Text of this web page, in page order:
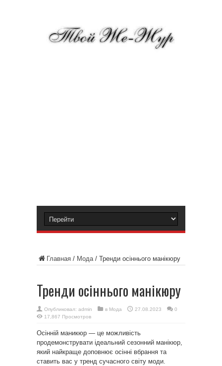
Главная / Мода/ Тренди осіннього манікюру
Тренди осіннього манікюру
Опубликовал: admin в Мода 27.08.2023
0
17,867 Просмотров
Осінній маникюр — це можливість
продемонструвати ідеальний сезонний манікюр,
який найкраще доповнює осінні вбрання та
ставить вас у тренд сучасного світу моди.